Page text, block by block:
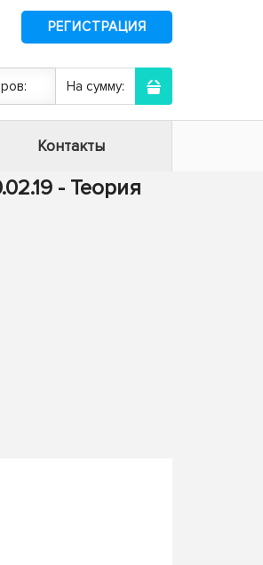
РЕГИСТРАЦИЯ
На сумму:
Контакты
- Теория